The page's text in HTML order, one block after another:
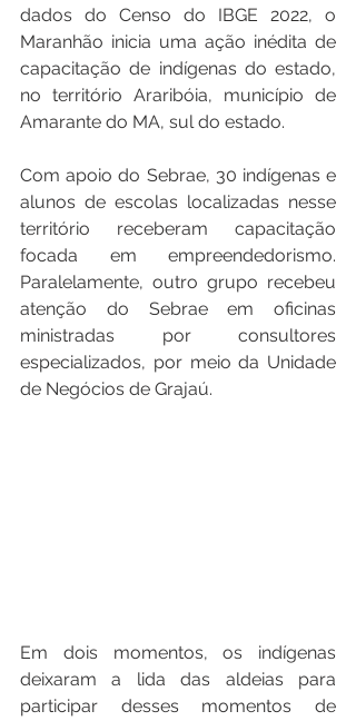
dados do Censo do IBGE 2022, o
Maranhão inicia uma ação inédita de
capacitação de indígenas do estado,
no território Araribóia, município de
Amarante do MA, sul do estado.
Com apoio do Sebrae, 30 indígenas e
alunos de escolas localizadas nesse
território receberam capacitação
focada em empreendedorismo.
Paralelamente, outro grupo recebeu
atenção do Sebrae em oficinas
ministradas por consultores
especializados, por meio da Unidade
de Negócios de Grajaú.
Em dois momentos, os indígenas
deixaram a lida das aldeias para
participar desses momentos de